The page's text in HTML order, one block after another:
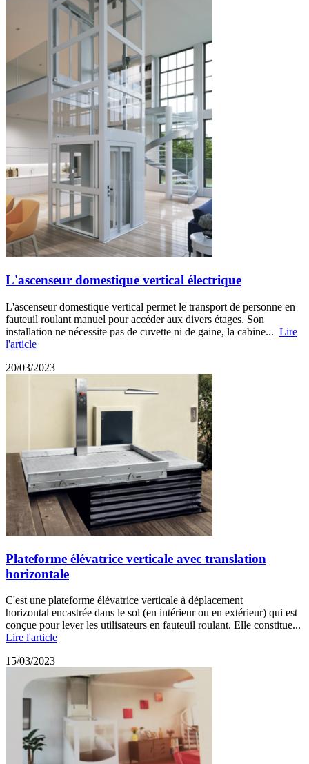
L'ascenseur domestique vertical électrique
L'ascenseur domestique vertical permet le transport de personne en
fauteuil roulant manuel pour accéder aux divers étages. Son
installation ne nécessite pas de cuvette ni de gaine, la cabine... Lire
l'article
20/03/2023
Plateforme élévatrice verticale avec translation
horizontale
C'est une plateforme élévatrice verticale à déplacement
horizontal encastrée dans le sol (en intérieur ou en extérieur) qui est
conçue pour lever les utilisateurs en fauteuil roulant. Elle constitue...
Lire l'article
15/03/2023